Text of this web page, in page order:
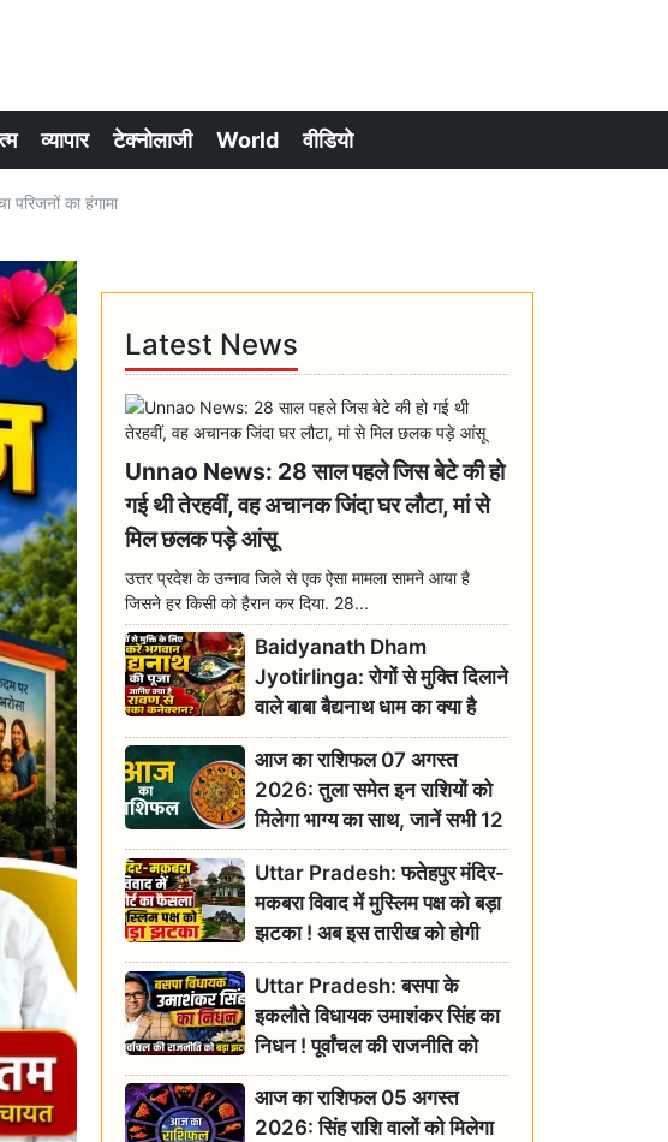
व्यापार टेक्नोलाजी World वीडियो
का हंगामा
Latest News
Unnao News: 28 साल पहले जिस बेटे की हो
गई थी तेरहवीं, वह अचानक जिंदा घर लौटा, मां से
मिल छलक पड़े आंसू
उत्तर प्रदेश के उन्नाव जिले से एक ऐसा मामला सामने आया है
जिसने हर किसी को हैरान कर दिया. 28...
Baidyanath Dham
Jyotirlinga: रोगों से मुक्ति दिलाने
वाले बाबा बैद्यनाथ धाम का क्या है
रावण से संबंध? जानिए ज्योतिर्लिंग की
महिमा
आज का राशिफल 07 अगस्त
2026: तुला समेत इन राशियों को
मिलेगा भाग्य का साथ, जानें सभी 12
राशियों का दैनिक भाग्यफल
Uttar Pradesh: फतेहपुर मंदिर-
मकबरा विवाद में मुस्लिम पक्ष को बड़ा
झटका ! अब इस तारीख को होगी
सुनवाई
Uttar Pradesh: बसपा के
इकलौते विधायक उमाशंकर सिंह का
निधन ! पूर्वांचल की राजनीति को
बड़ा झटका, योगी ने जताया दुःख
आज का राशिफल 05 अगस्त
2026: सिंह राशि वालों को मिलेगा